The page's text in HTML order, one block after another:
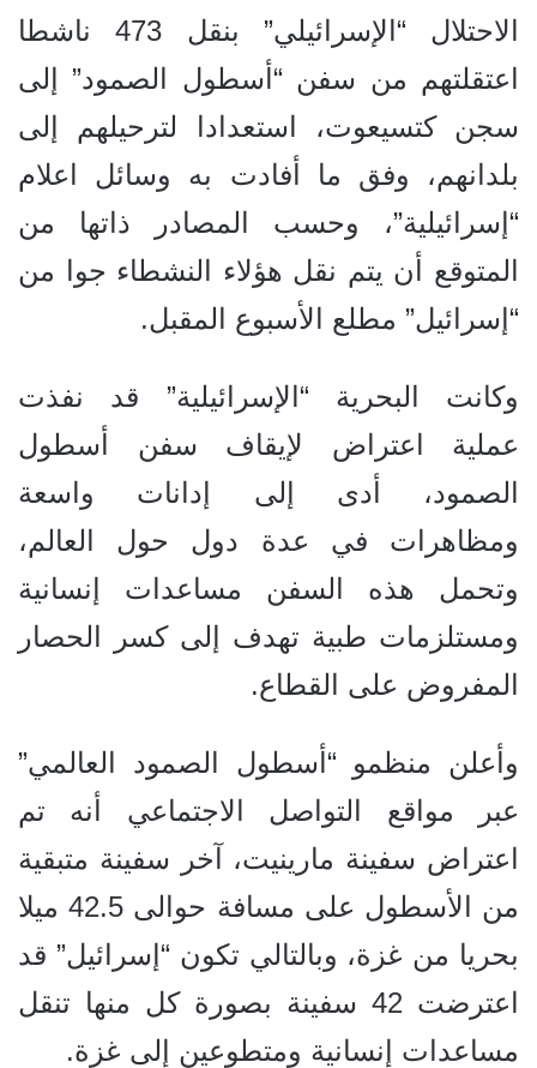
الاحتلال “الإسرائيلي” بنقل 473 ناشطا
اعتقلتهم من سفن “أسطول الصمود” إلى
سجن كتسيعوت، استعدادا لترحيلهم إلى
بلدانهم، وفق ما أفادت به وسائل اعلام
“إسرائيلية”، وحسب المصادر ذاتها من
المتوقع أن يتم نقل هؤلاء النشطاء جوا من
“إسرائيل” مطلع الأسبوع المقبل.
وكانت البحرية “الإسرائيلية” قد نفذت
عملية اعتراض لإيقاف سفن أسطول
الصمود، أدى إلى إدانات واسعة
ومظاهرات في عدة دول حول العالم،
وتحمل هذه السفن مساعدات إنسانية
ومستلزمات طبية تهدف إلى كسر الحصار
المفروض على القطاع.
وأعلن منظمو “أسطول الصمود العالمي”
عبر مواقع التواصل الاجتماعي أنه تم
اعتراض سفينة مارينيت، آخر سفينة متبقية
من الأسطول على مسافة حوالى 42.5 ميلا
بحريا من غزة، وبالتالي تكون “إسرائيل” قد
اعترضت 42 سفينة بصورة كل منها تنقل
مساعدات إنسانية ومتطوعين إلى غزة.